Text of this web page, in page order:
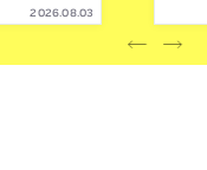
2026.08.03